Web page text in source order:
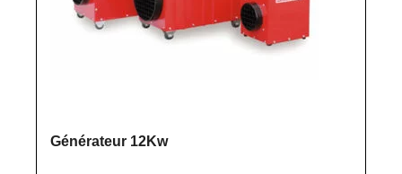
Générateur 12Kw